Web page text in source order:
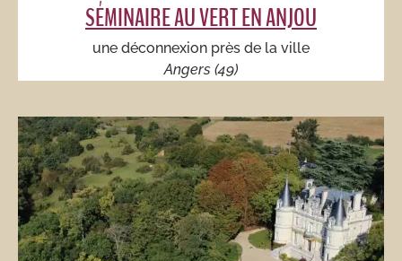
SÉMINAIRE AU VERT EN ANJOU​
une déconnexion près de la ville
Angers (49)